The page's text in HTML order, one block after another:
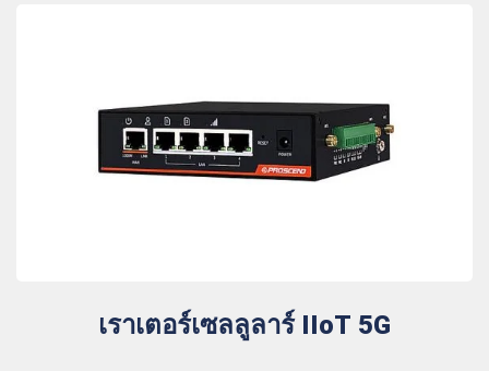
เราเตอร์เซลลูลาร์ IIoT 5G